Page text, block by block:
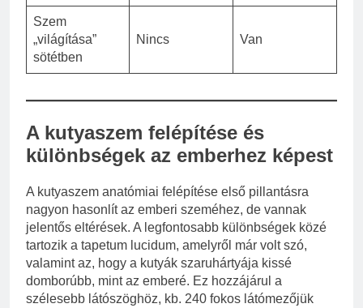
Szem
„világítása”
sötétben
Nincs Van
A kutyaszem felépítése és
különbségek az emberhez képest
A kutyaszem anatómiai felépítése első pillantásra
nagyon hasonlít az emberi szeméhez, de vannak
jelentős eltérések. A legfontosabb különbségek közé
tartozik a tapetum lucidum, amelyről már volt szó,
valamint az, hogy a kutyák szaruhártyája kissé
domborúbb, mint az emberé. Ez hozzájárul a
szélesebb látószöghöz, kb. 240 fokos látómezőjük